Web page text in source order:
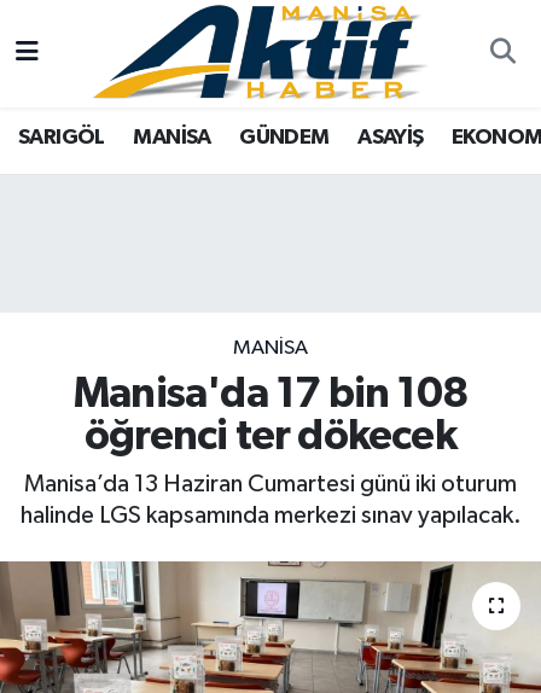
SARIGÖL MANİSA GÜNDEM ASAYİŞ
MANİSA
Manisa'da 17 bin 108
öğrenci ter dökecek
Manisa’da 13 Haziran Cumartesi günü iki oturum
halinde LGS kapsamında merkezi sınav yapılacak.
Yazarlar
SARIGÖL
SPOR
TARIM
SİYASET
RESMİ İLAN
BİLİM VE TEKNOLOJİ
Türkiye
Eğitim
Kültür Sanat
Manisa
RESMİ İLAN
Yaşam
Manisa Nöbetçi Eczaneler
Süper Lig Puan Durumu ve Fikstür
Tüm Manşetler
Son Dakika Haberleri
Haber Arşivi